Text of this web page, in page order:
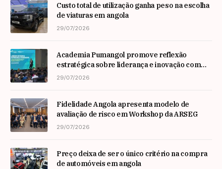
Custo total de utilização ganha peso na escolha
de viaturas em angola
29/07/2026
Academia Pumangol promove reflexão
estratégica sobre liderança e inovação com
especialista internacional Nadim Habib
29/07/2026
Fidelidade Angola apresenta modelo de
avaliação de risco em Workshop da ARSEG
29/07/2026
Preço deixa de ser o único critério na compra
de automóveis em angola